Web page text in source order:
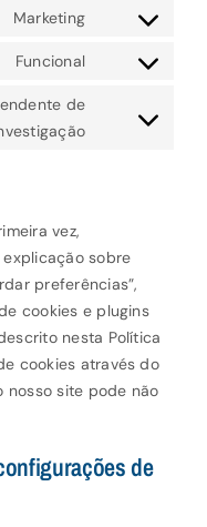
litespeed
to
google-
Marketing
Consent
to
google-
maps
Funcional
Consent
to
service
de
Consent
vez,
sobre
preferências”,
cookies e plugins
nesta Política
cookies através do
nosso site pode não
de